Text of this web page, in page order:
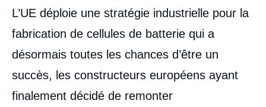
L’UE déploie une stratégie industrielle pour la
fabrication de cellules de batterie qui a
désormais toutes les chances d’être un
succès, les constructeurs européens ayant
finalement décidé de remonter